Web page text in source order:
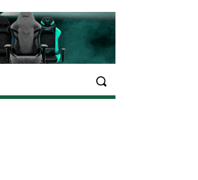
INFO SEHAT